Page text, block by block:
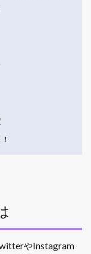
やInstagram